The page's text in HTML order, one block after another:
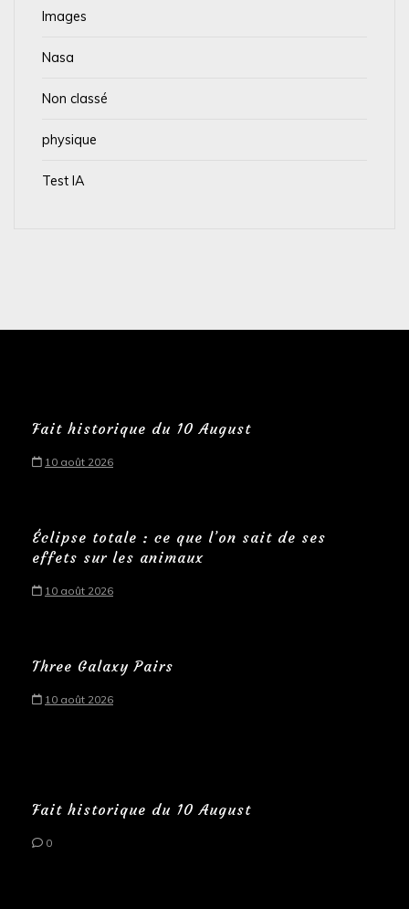
Images
Nasa
Non classé
physique
Test IA
Fait historique du 10 August
10 août 2026
Éclipse totale : ce que l’on sait de ses
effets sur les animaux
10 août 2026
Three Galaxy Pairs
10 août 2026
Fait historique du 10 August
0